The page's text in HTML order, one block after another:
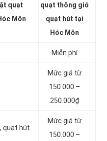
quạt
Môn
quạt thông gió
quạt hút tại
Hóc Môn
Miễn phí
Mức giá từ
150.000 –
250.000₫
quạt hút
Mức giá từ
150.000 –